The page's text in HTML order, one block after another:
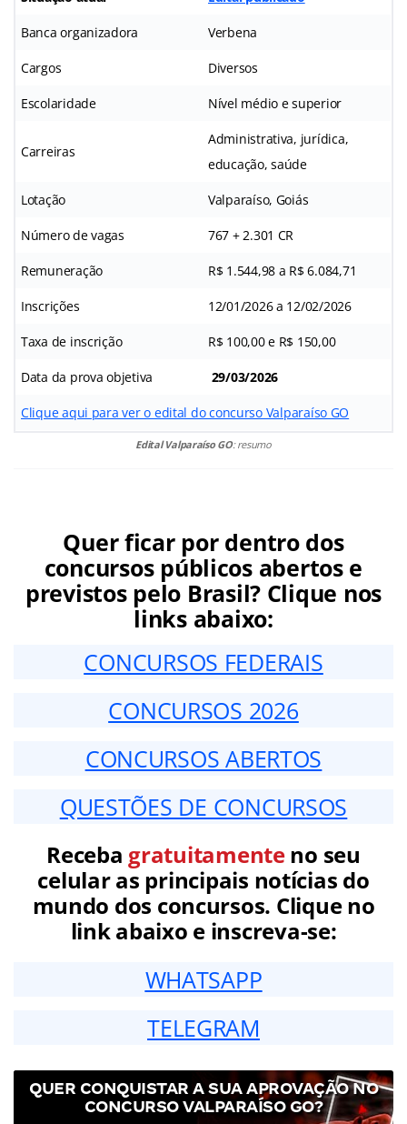
Banca organizadora Verbena
Cargos Diversos
Escolaridade Nível médio e superior
Carreiras
Administrativa, jurídica,
educação, saúde
Lotação Valparaíso, Goiás
Número de vagas 767 + 2.301 CR
Remuneração R$ 1.544,98 a R$ 6.084,71
Inscrições 12/01/2026 a 12/02/2026
Taxa de inscrição R$ 100,00 e R$ 150,00
Data da prova objetiva 29/03/2026
Clique aqui para ver o edital do concurso Valparaíso GO
Edital Valparaíso GO: resumo
Quer ficar por dentro dos
concursos públicos abertos e
previstos pelo Brasil? Clique nos
links abaixo:
CONCURSOS FEDERAIS
CONCURSOS 2026
CONCURSOS ABERTOS
QUESTÕES DE CONCURSOS
Receba gratuitamenteno seu
celular as principais notícias do
mundo dos concursos. Clique no
link abaixo e inscreva-se:
WHATSAPP
TELEGRAM
QUER CONQUISTAR A SUA APROVAÇÃO NO
CONCURSO VALPARAÍSO GO?